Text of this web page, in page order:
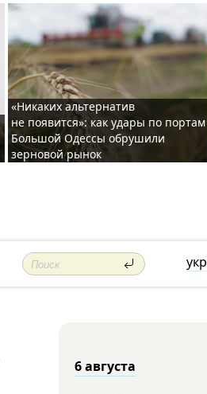
«Никаких альтернатив
не появится»: как удары по портам
Большой Одессы обрушили
зерновой рынок
укр
6 августа